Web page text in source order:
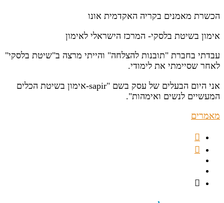
הכשרת מאמנים בקריה האקדמית אונו
אימון בשיטת בלסקי- המרכז הישראלי לאימון
עבדתי בחברת "תובנות להצלחה" והייתי מרצה ב"שיטת בלסקי"
לאחר שסיימתי את לימודי.
אני היום הבעלים של עסק בשם "sapir-אימון בשיטת הכלים
המעשיים לנשים ואימהות".
מאמרים